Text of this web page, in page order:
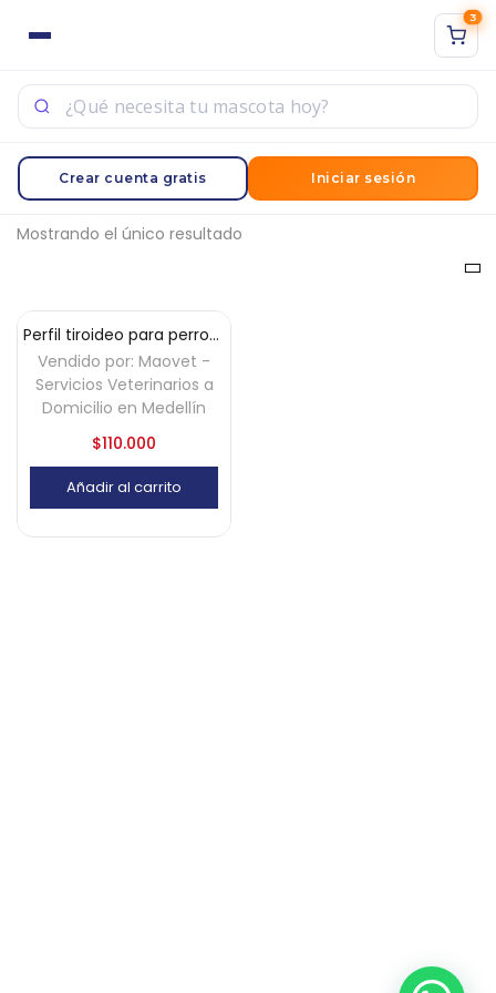
3
Crear cuenta gratis Iniciar sesión
Abrir el filtro
Mostrando el único resultado
Perfil tiroideo para perros y gatos a domicilio
Vendido por: Maovet -
Servicios Veterinarios a
Domicilio en Medellín
$110.000
Añadir al carrito
Ingrese su nombre de usuario y contraseña para iniciar
sesión.
Acuérdate de mí